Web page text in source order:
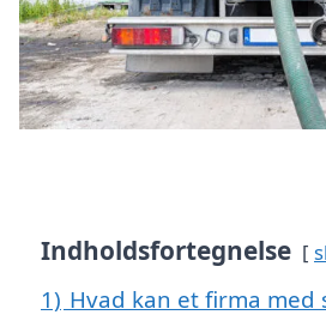
Indholdsfortegnelse
1) Hvad kan et firma med